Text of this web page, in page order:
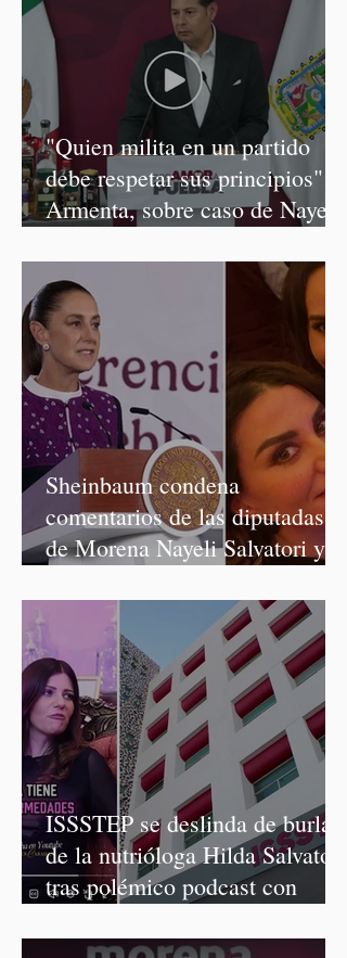
"Quien milita en un partido
debe respetar sus principios":
Armenta, sobre caso de Nayeli
Sheinbaum condena
comentarios de las diputadas
de Morena Nayeli Salvatori y
ISSSTEP se deslinda de burlas
de la nutrióloga Hilda Salvatori
tras polémico podcast con